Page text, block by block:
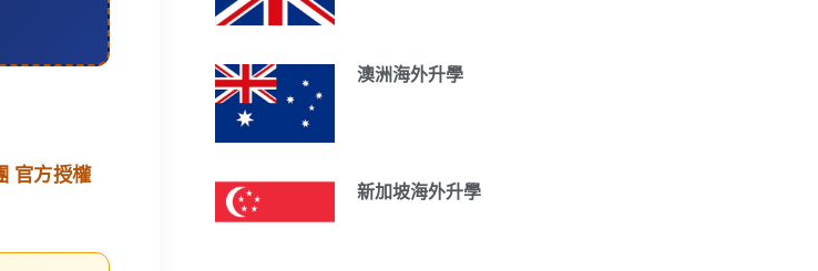
官方授權
澳洲海外升學
新加坡海外升學